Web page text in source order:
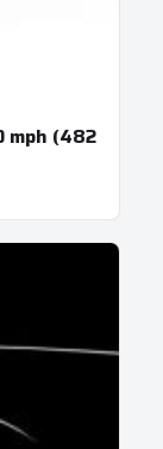
mph (482